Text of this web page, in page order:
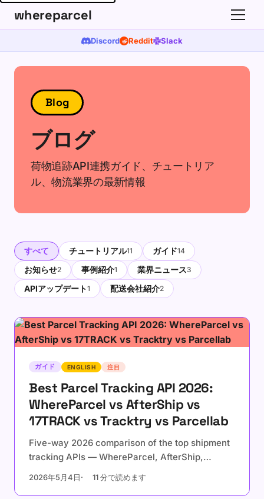
whereparcel
Discord Reddit Slack
Blog
ブログ
荷物追跡API連携ガイド、チュートリア
ル、物流業界の最新情報
すべて チュートリアル11 ガイド14
お知らせ2 事例紹介1 業界ニュース3
APIアップデート1 配送会社紹介2
ガイド ENGLISH 注目
Best Parcel Tracking API 2026:
WhereParcel vs AfterShip vs
17TRACK vs Tracktry vs Parcellab
Five-way 2026 comparison of the top shipment
tracking APIs — WhereParcel, AfterShip,
17TRACK, Tracktry, and Parcellab. Real pricing,
billing models, and developer experience
2026年5月4日 11 分で読めます